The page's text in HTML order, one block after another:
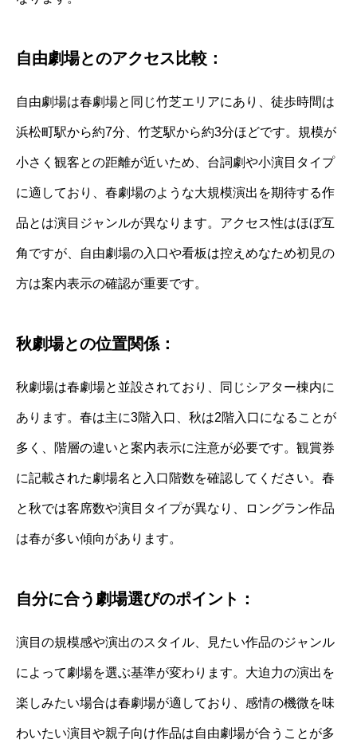
自由劇場とのアクセス比較：
自由劇場は春劇場と同じ竹芝エリアにあり、徒歩時間は
浜松町駅から約7分、竹芝駅から約3分ほどです。規模が
小さく観客との距離が近いため、台詞劇や小演目タイプ
に適しており、春劇場のような大規模演出を期待する作
品とは演目ジャンルが異なります。アクセス性はほぼ互
角ですが、自由劇場の入口や看板は控えめなため初見の
方は案内表示の確認が重要です。
秋劇場との位置関係：
秋劇場は春劇場と並設されており、同じシアター棟内に
あります。春は主に3階入口、秋は2階入口になることが
多く、階層の違いと案内表示に注意が必要です。観賞券
に記載された劇場名と入口階数を確認してください。春
と秋では客席数や演目タイプが異なり、ロングラン作品
は春が多い傾向があります。
自分に合う劇場選びのポイント：
演目の規模感や演出のスタイル、見たい作品のジャンル
によって劇場を選ぶ基準が変わります。大迫力の演出を
楽しみたい場合は春劇場が適しており、感情の機微を味
わいたい演目や親子向け作品は自由劇場が合うことが多